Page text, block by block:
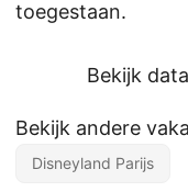
toegestaan.
Bekijk
Bekijk andere
Disneyland Parijs